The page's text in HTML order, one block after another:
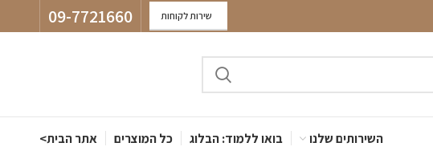
שירות לקוחות 09-7721660
השירותים שלנו בואו ללמוד: הבלוג כל המוצרים אתר הבית>